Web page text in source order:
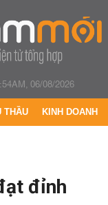
06/08/2026
THẦU KINH DOANH
đỉnh